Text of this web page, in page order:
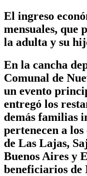
El ingreso
mensuales, que
la adulta y su
En la cancha
Comunal de
un evento
entregó los
demás familias
pertenecen a
de Las Lajas,
Buenos Aires y
beneficiarios de